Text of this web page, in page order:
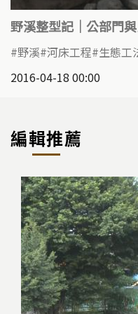
野溪整型記｜公部門
野溪 河床工程 生態工
2016-04-18 00:00
編輯推薦